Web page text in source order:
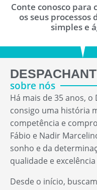
Conte conosco para
os seus processos
simples e
sobre nós
Há mais de 35 anos,
consigo uma história
competência e
Fábio e Nadir
sonho e da
qualidade e
Desde o início,